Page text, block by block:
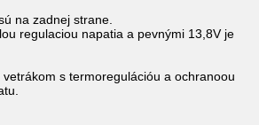
na zadnej strane.
regulaciou napatia a pevnými 13,8V je
s termoregulációu a ochranoou